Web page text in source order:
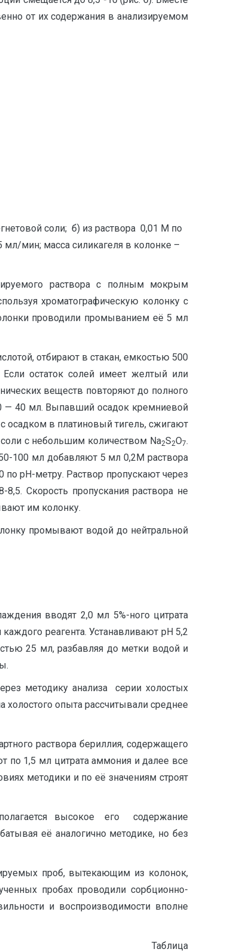
от их содержания в анализируемом
соли; б) из раствора 0,01 М по
мин; масса силикагеля в колонке –
раствора с полным мокрым
хроматографическую колонку с
проводили промыванием её 5 мл
отбирают в стакан, емкостью 500
Если остаток солей имеет желтый или
веществ повторяют до полного
— 40 мл. Выпавший осадок кремниевой
в платиновый тигель, сжигают
с небольшим количеством Na2S2O7.
100 мл добавляют 5 мл 0,2М раствора
рН-метру. Раствор пропускают через
Скорость пропускания раствора не
им колонку.
промывают водой до нейтральной
вводят 2,0 мл 5%-ного цитрата
реагента. Устанавливают рН 5,2
25 мл, разбавляя до метки водой и
методику анализа серии холостых
опыта рассчитывали среднее
раствора бериллия, содержащего
по 1,5 мл цитрата аммония и далее все
методики и по её значениям строят
высокое его содержание
её аналогично методике, но без
проб, вытекающим из колонок,
пробах проводили сорбционно-
и воспроизводимости вполне